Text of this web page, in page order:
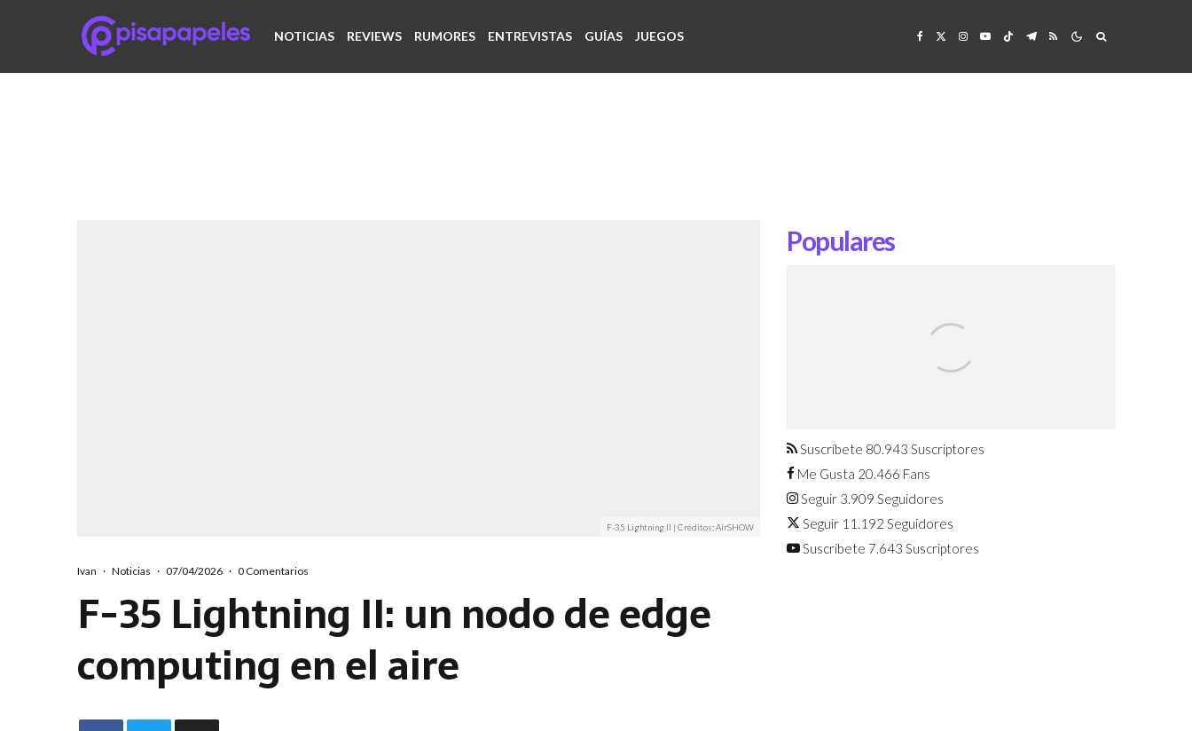
NOTICIAS REVIEWS RUMORES ENTREVISTAS GUÍAS JUEGOS
F-35 Lightning II | Créditos: AirSHOW
Ivan · Noticias · 07/04/2026 · 0 Comentarios
F-35 Lightning II: un nodo de edge
computing en el aire
Populares
agosto
Suscríbete 80.943 Suscriptores
Me Gusta 20.466 Fans
Seguir 3.909 Seguidores
Seguir 11.192 Seguidores
Suscríbete 7.643 Suscriptores